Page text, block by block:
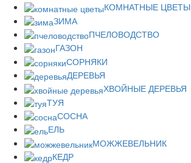
КОМНАТНЫЕ ЦВЕТЫ
ЗИМА
ПЧЕЛОВОДСТВО
ГАЗОН
СОРНЯКИ
ДЕРЕВЬЯ
ХВОЙНЫЕ ДЕРЕВЬЯ
ТУЯ
СОСНА
ЕЛЬ
МОЖЖЕВЕЛЬНИК
КЕДР